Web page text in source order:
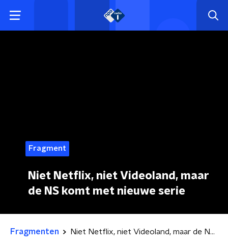
Fragment
Niet Netflix, niet Videoland, maar
de NS komt met nieuwe serie
Fragmenten Niet Netflix, niet Videoland, maar de NS komt met nieuwe serie